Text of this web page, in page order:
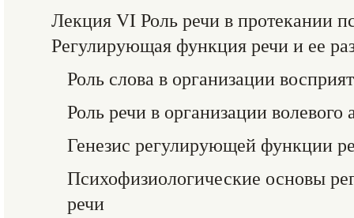
Лекция VI Роль речи в протекании
Регулирующая функция речи и ее
Роль слова в организации
Роль речи в организации волевого
Генезис регулирующей функции
Психофизиологические основы
речи